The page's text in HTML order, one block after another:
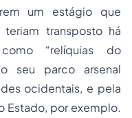
um estágio que
transposto há
“relíquias do
seu parco arsenal
ocidentais, e pela
Estado, por exemplo.